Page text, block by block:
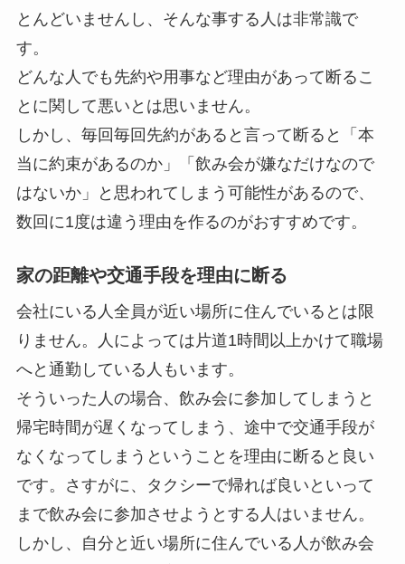
とんどいませんし、そんな事する人は非常識で
す。
どんな人でも先約や用事など理由があって断るこ
とに関して悪いとは思いません。
しかし、毎回毎回先約があると言って断ると「本
当に約束があるのか」「飲み会が嫌なだけなので
はないか」と思われてしまう可能性があるので、
数回に1度は違う理由を作るのがおすすめです。
家の距離や交通手段を理由に断る
会社にいる人全員が近い場所に住んでいるとは限
りません。人によっては片道1時間以上かけて職場
へと通勤している人もいます。
そういった人の場合、飲み会に参加してしまうと
帰宅時間が遅くなってしまう、途中で交通手段が
なくなってしまうということを理由に断ると良い
です。さすがに、タクシーで帰れば良いといって
まで飲み会に参加させようとする人はいません。
しかし、自分と近い場所に住んでいる人が飲み会